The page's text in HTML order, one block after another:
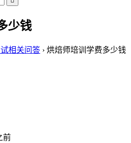
少钱
相关问答 › 烘焙师培训学费多少钱
前